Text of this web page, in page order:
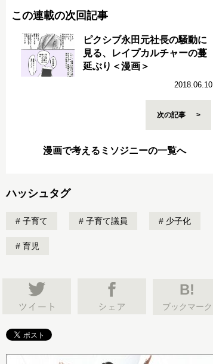
この連載の次回記事
ピクシブ永田元社長の騒動に
見る、レイプカルチャーの蔓
延ぶり＜漫画＞
2018.06.10
次の記事
漫画で考えるミソジニーの一覧へ
ハッシュタグ
子育て 子育て議員 少子化
育児
B!
ブックマーク